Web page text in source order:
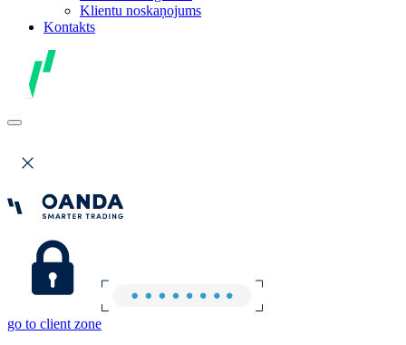
Klientu noskaņojums
Kontakts
go to client zone